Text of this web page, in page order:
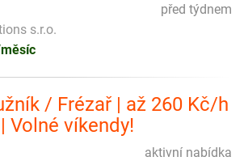
před týdnem
s.r.o.
/ Frézař | až 260 Kč/h
Volné víkendy!
aktivní nabídka